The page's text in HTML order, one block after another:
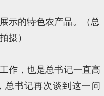
示的特色农产品。（总
摄）
作，也是总书记一直高
总书记再次谈到这一问